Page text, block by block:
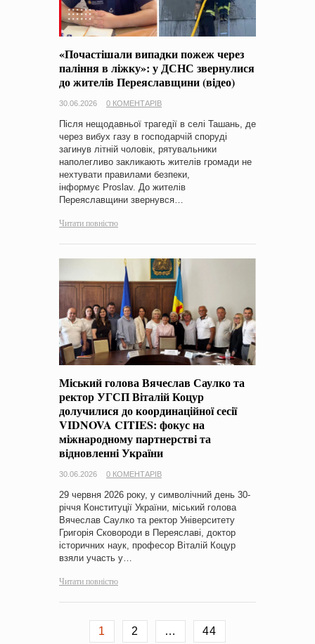
«Почастішали випадки пожеж через
паління в ліжку»: у ДСНС звернулися
до жителів Переяславщини (відео)
30.06.2026 0 КОМЕНТАРІВ
Після нещодавньої трагедії в селі Ташань, де
через вибух газу в господарчій споруді
загинув літній чоловік, рятувальники
наполегливо закликають жителів громади не
нехтувати правилами безпеки,
інформує Proslav. До жителів
Переяславщини звернувся…
Читати повністю
Міський голова Вячеслав Саулко та
ректор УГСП Віталій Коцур
долучилися до координаційної сесії
VIDNOVA CITIES: фокус на
міжнародному партнерстві та
відновленні України
30.06.2026 0 КОМЕНТАРІВ
29 червня 2026 року, у символічний день 30-
річчя Конституції України, міський голова
Вячеслав Саулко та ректор Університету
Григорія Сковороди в Переяславі, доктор
історичних наук, професор Віталій Коцур
взяли участь у…
Читати повністю
1 2 … 44